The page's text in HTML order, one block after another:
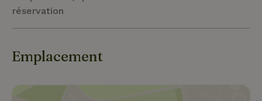
réservation
Emplacement